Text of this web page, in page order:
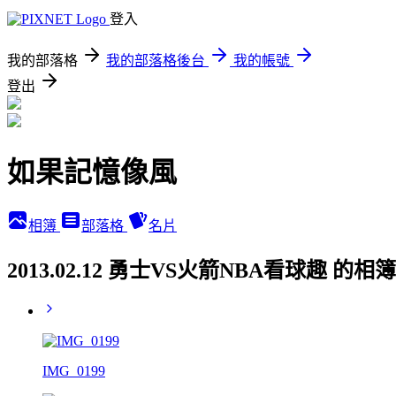
登入
我的部落格 我的部落格後台
我的帳號
登出
如果記憶像風
相簿 部落格 名片
2013.02.12 勇士VS火箭NBA看球趣 的相
IMG_0199